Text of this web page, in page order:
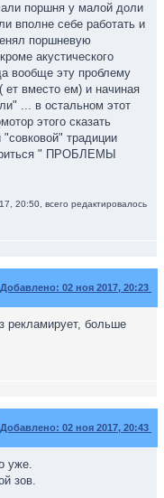
поршня у малой доли
вполне себе работать и
поршневую
акустического
вообще эту проблему
ет вместо ем) и начиная
... в остальном этот
этого сказать
традиции
" ПРОБЛЕМЫ
20:50, всего редактировалось
Добавлено: 02 ноя 2017, 20:23
рекламирует, больше
Добавлено: 02 ноя 2017, 20:43
уже.
зов.